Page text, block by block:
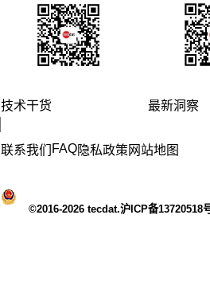
技术干货 最新洞察
联系我们 FAQ隐私政策 网站地图
©2016-2026 tecdat.沪ICP备13720518